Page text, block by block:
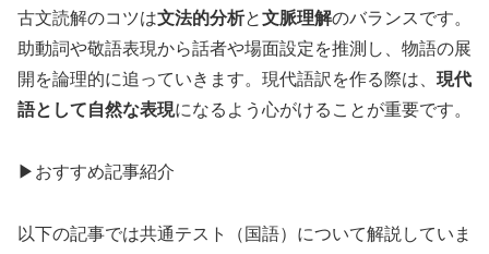
古文読解のコツは文法的分析と文脈理解のバランスです。
助動詞や敬語表現から話者や場面設定を推測し、物語の展
開を論理的に追っていきます。現代語訳を作る際は、 現代
語として自然な表現になるよう心がけることが重要です。
▶おすすめ記事紹介
以下の記事では共通テスト（国語）について解説していま